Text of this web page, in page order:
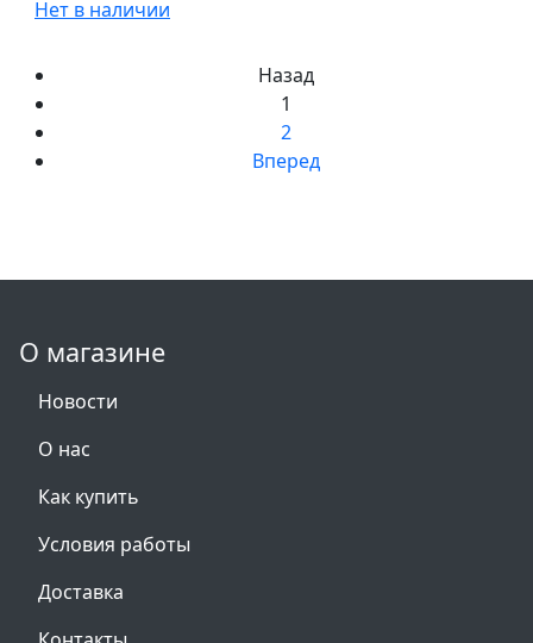
Нет в наличии
Назад
1
2
Вперед
О магазине
Новости
О нас
Как купить
Условия работы
Доставка